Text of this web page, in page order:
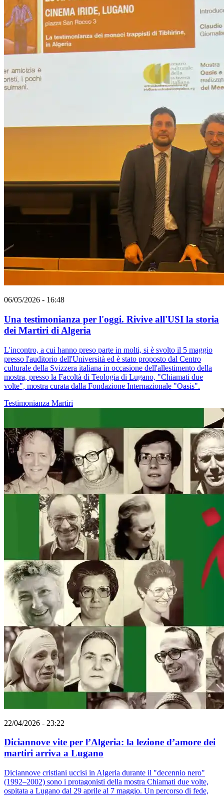
06/05/2026 - 16:48
Una testimonianza per l'oggi. Rivive all'USI la storia
dei Martiri di Algeria
L'incontro, a cui hanno preso parte in molti, si è svolto il 5 maggio
presso l'auditorio dell'Università ed è stato proposto dal Centro
culturale della Svizzera italiana in occasione dell'allestimento della
mostra, presso la Facoltà di Teologia di Lugano, "Chiamati due
volte", mostra curata dalla Fondazione Internazionale "Oasis".
Testimonianza Martiri
22/04/2026 - 23:22
Diciannove vite per l’Algeria: la lezione d’amore dei
martiri arriva a Lugano
Diciannove cristiani uccisi in Algeria durante il "decennio nero"
(1992–2002) sono i protagonisti della mostra Chiamati due volte,
ospitata a Lugano dal 29 aprile al 7 maggio. Un percorso di fede,